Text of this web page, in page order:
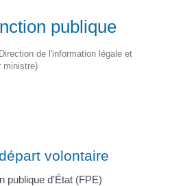
publique
de l'information légale et
ministre)
volontaire
publique d'État (FPE)